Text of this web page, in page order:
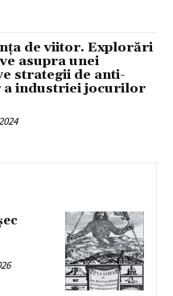
de viitor. Explorări
asupra unei
strategii de anti-
a industriei jocurilor